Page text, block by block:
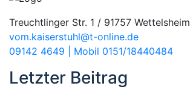
Treuchtlinger Str. 1 / 91757 Wettelsheim
vom.kaiserstuhl@t-online.de
09142 4649 | Mobil 0151/18440484
Letzter Beitrag